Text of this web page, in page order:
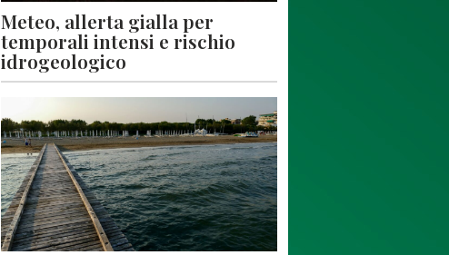
Meteo, allerta gialla per
temporali intensi e rischio
idrogeologico